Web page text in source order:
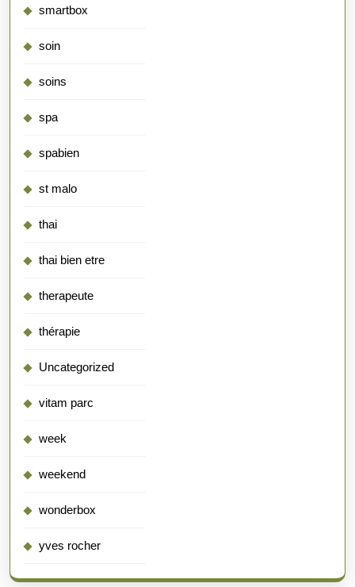
smartbox
soin
soins
spa
spabien
st malo
thai
thai bien etre
therapeute
thérapie
Uncategorized
vitam parc
week
weekend
wonderbox
yves rocher